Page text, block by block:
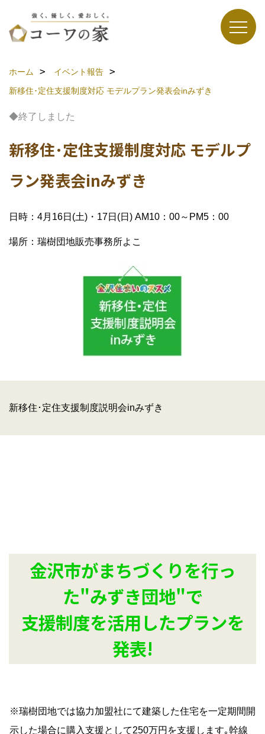
ホーム
イベント報告
新移住･定住支援制度対応 モデルプラン発表会inみずき
◆終了しました
新移住･定住支援制度対応 モデルプ
ラン発表会inみずき
日時：4月16日(土)・17日(日) AM10：00～PM5：00
場所：瑞樹団地販売事務所よこ
新移住･定住支援制度説明会inみずき
金沢市がまちづくりを行っ
た"みずき団地"で
支援制度を活用したプランを
発表!
※瑞樹団地では協力加盟社にて建築した住宅を一定期間開
示した場合に購入支援として250万円を支援します｡幹線